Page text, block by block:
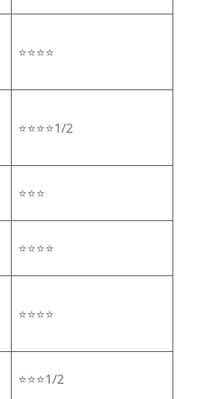
⭐⭐⭐⭐
⭐⭐⭐⭐1/2
⭐⭐⭐
⭐⭐⭐⭐
⭐⭐⭐⭐
⭐⭐⭐1/2